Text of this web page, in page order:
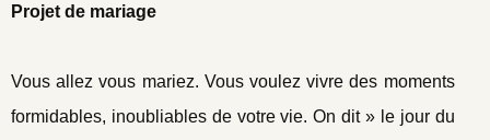
Projet de mariage
Vous allez vous mariez. Vous voulez vivre des moments
formidables, inoubliables de votre vie. On dit » le jour du